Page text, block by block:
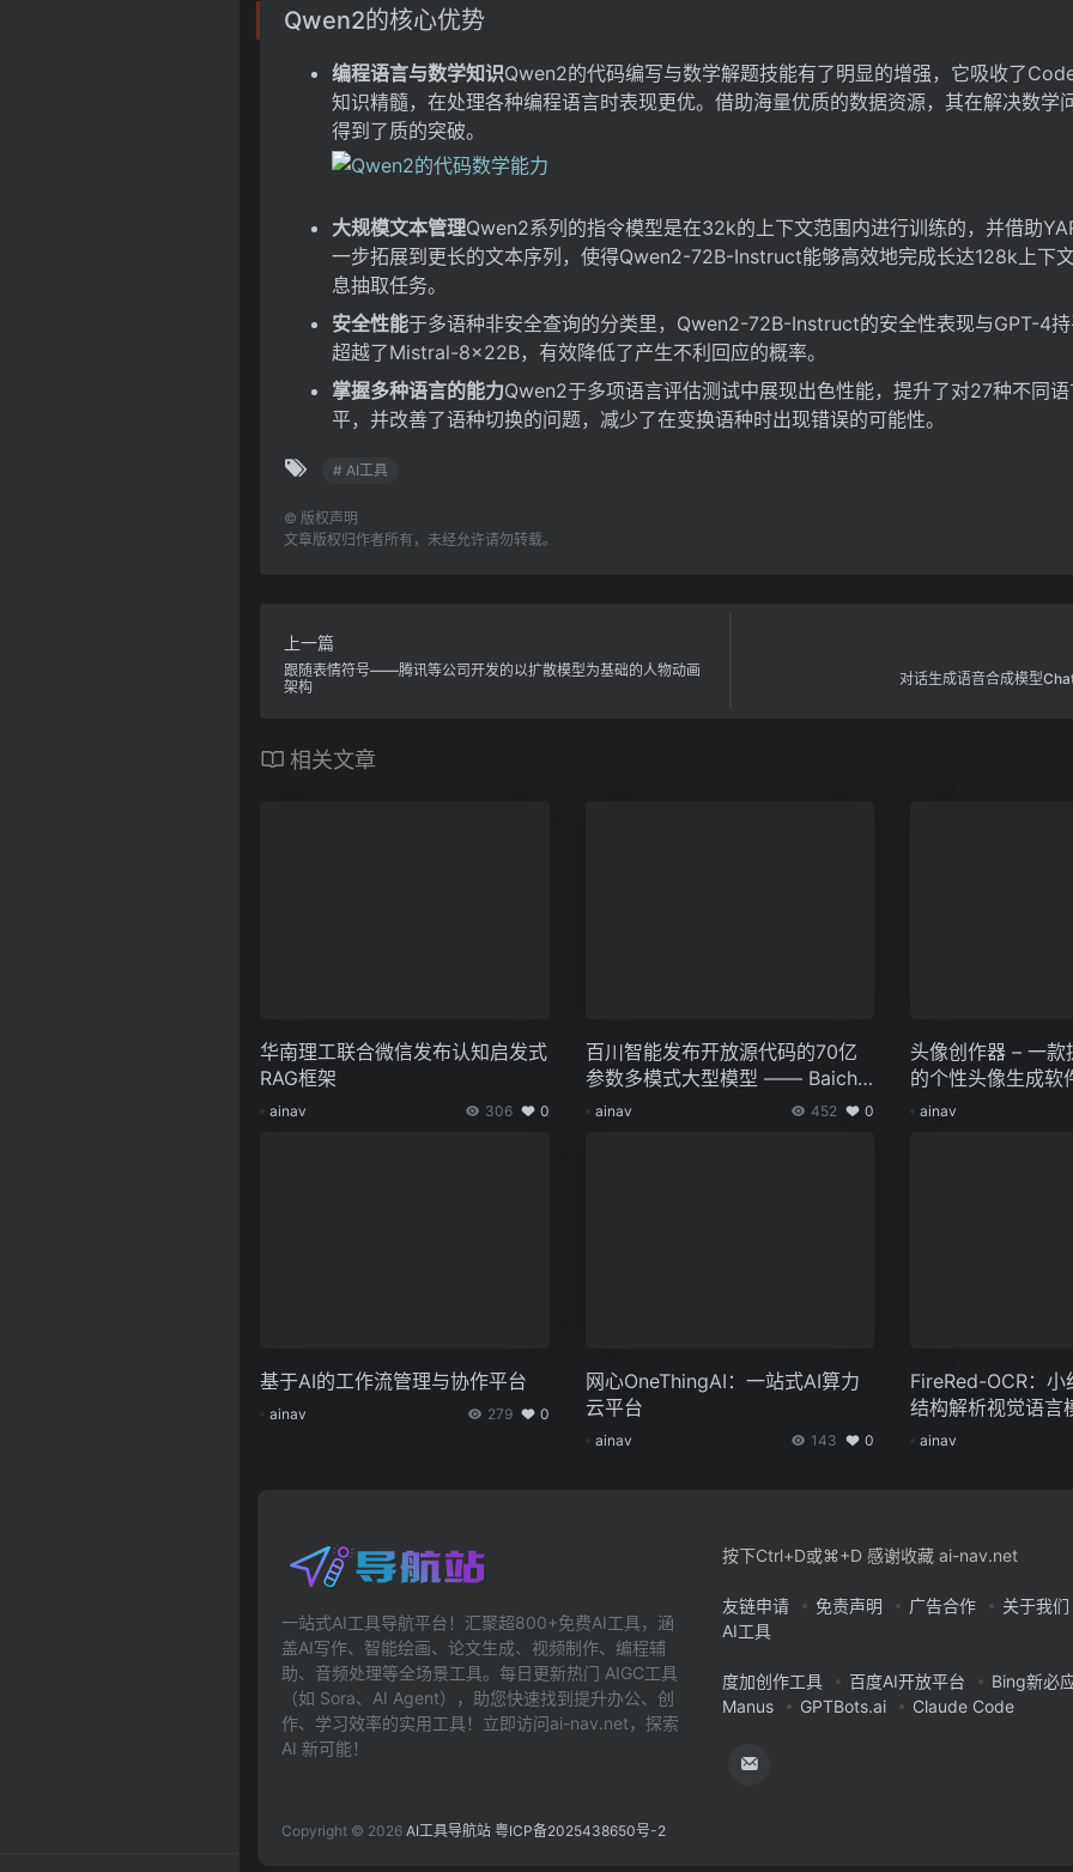
Qwen2的核心优势
编程语言与数学知识Qwen2的代码编写与数学解题技能有了明显的增强，它吸收了
知识精髓，在处理各种编程语言时表现更优。借助海量优质的数据资源，其在解决数学
得到了质的突破。
大规模文本管理Qwen2系列的指令模型是在32k的上下文范围内进行训练的，并借助
一步拓展到更长的文本序列，使得Qwen2-72B-Instruct能够高效地完成长达128k上下
息抽取任务。
安全性能于多语种非安全查询的分类里，Qwen2-72B-Instruct的安全性表现与GPT-4
超越了Mistral-8x22B，有效降低了产生不利回应的概率。
掌握多种语言的能力Qwen2于多项语言评估测试中展现出色性能，提升了对27种不同
平，并改善了语种切换的问题，减少了在变换语种时出现错误的可能性。
# AI工具
© 版权声明
文章版权归作者所有，未经允许请勿转载。
上一篇
跟随表情符号——腾讯等公司开发的以扩散模型为基础的人物动画
架构
对话生成语音合成模型
相关文章
华南理工联合微信发布认知启发式
RAG框架
ainav 306 0
百川智能发布开放源代码的70亿
参数多模式大型模型 —— Baichu
an-Omni
ainav 452 0
头像创作器 – 一款
的个性头像生成软
格选项
ainav
基于AI的工作流管理与协作平台
ainav 279 0
网心OneThingAI：一站式AI算力
云平台
ainav 143 0
FireRed-OCR：小
结构解析视觉语言
ainav
一站式AI工具导航平台！汇聚超800+免费AI工具，涵
盖AI写作、智能绘画、论文生成、视频制作、编程辅
助、音频处理等全场景工具。每日更新热门 AIGC工具
（如 Sora、AI Agent），助您快速找到提升办公、创
作、学习效率的实用工具！立即访问ai-nav.net，探索
AI 新可能！
按下Ctrl+D或⌘+D 感谢收藏 ai-nav.net
友链申请 免责声明 广告合作 关于我们
AI工具
度加创作工具 百度AI开放平台 Bing新必
Manus
GPTBots.ai Claude Code
Copyright © 2026 AI工具导航站 粤ICP备2025438650号-2